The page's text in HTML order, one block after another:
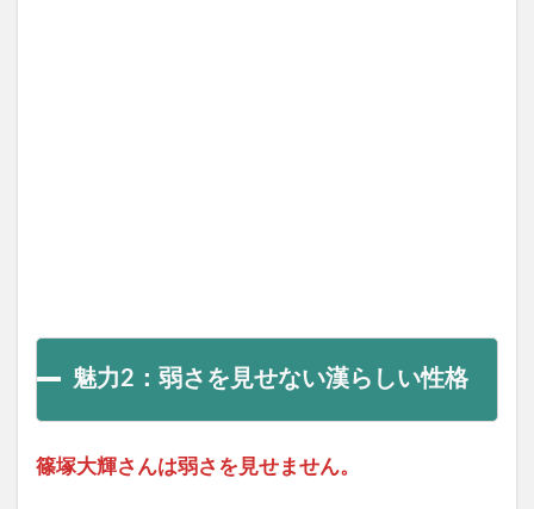
魅力2：弱さを見せない漢らしい性格
篠塚大輝さんは弱さを見せません。